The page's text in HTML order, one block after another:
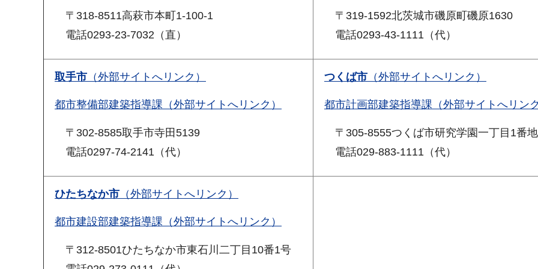
〒318-8511高萩市本町1-100-1
電話0293-23-7032（直）
〒319-1592北茨城市磯原町磯原1630
電話0293-43-1111（代）
取手市 （外部サイトへリンク）
都市整備部建築指導課（外部サイトへリンク）
〒302-8585取手市寺田5139
電話0297-74-2141（代）
つくば市 （外部サイトへリンク）
都市計画部建築指導課（外部サイトへリン
〒305-8555つくば市研究学園一丁目1番
電話029-883-1111（代）
ひたちなか市 （外部サイトへリンク）
都市建設部建築指導課（外部サイトへリンク）
〒312-8501ひたちなか市東石川二丁目10番1号